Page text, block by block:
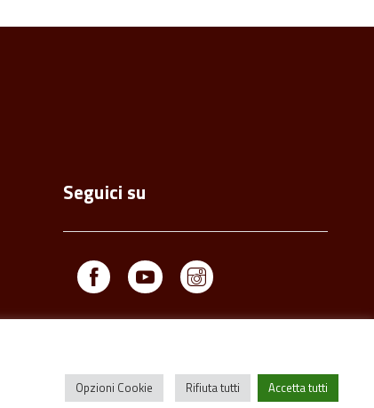
Seguici su
Facebook Youtube
Opzioni Cookie Rifiuta tutti Accetta tutti